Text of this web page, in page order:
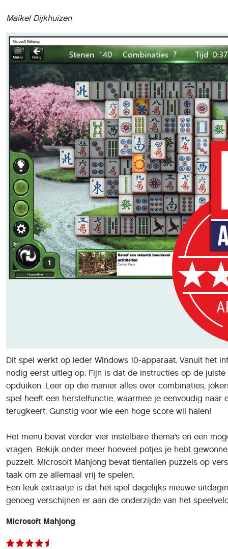
Maikel Dijkhuizen
Dit spel werkt op ieder Windows 10-apparaat. Vanuit het
nodig eerst uitleg op. Fijn is dat de instructies op de
opduiken. Leer op die manier alles over combinaties,
spel heeft een herstelfunctie, waarmee je eenvoudig naar
terugkeert. Gunstig voor wie een hoge score wil halen!
Het menu bevat verder vier instelbare thema’s en een
vragen. Bekijk onder meer hoeveel potjes je hebt
puzzelt. Microsoft Mahjong bevat tientallen puzzels op
taak om ze allemaal vrij te spelen.
Een leuk extraatje is dat het spel dagelijks nieuwe
genoeg verschijnen er aan de onderzijde van het
Microsoft Mahjong